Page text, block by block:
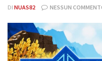
DI NUAS82 NESSUN